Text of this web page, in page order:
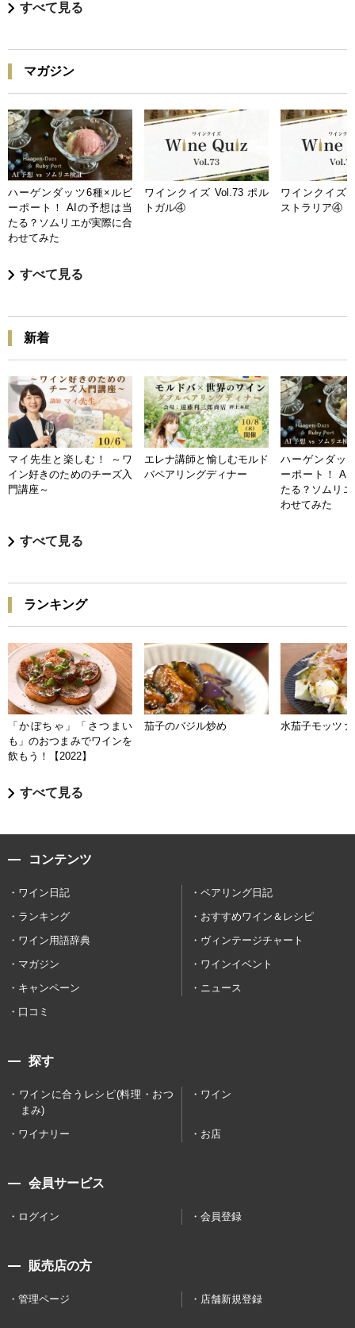
すべて見る
マガジン
ハーゲンダッツ6種×ルビ
ーポート！ AIの予想は当
たる？ソムリエが実際に合
わせてみた
ワインクイズ Vol.73 ポル
トガル④
ワインクイズ
ストラリア④
すべて見る
新着
マイ先生と楽しむ！ ～ワ
イン好きのためのチーズ入
門講座～
エレナ講師と愉しむモルド
バペアリングディナー
ハーゲンダッ
ーポート！ AI
たる？ソムリ
わせてみた
すべて見る
ランキング
「かぼちゃ」「さつまい
も」のおつまみでワインを
飲もう！【2022】
茄子のバジル炒め 水茄子モッツァ
すべて見る
コンテンツ
ワイン日記
ペアリング日記
ランキング
おすすめワイン＆レシピ
ワイン用語辞典
ヴィンテージチャート
マガジン
ワインイベント
キャンペーン
ニュース
口コミ
探す
ワインに合うレシピ(料理・おつ
まみ)
ワイン
ワイナリー お店
会員サービス
ログイン 会員登録
販売店の方
管理ページ 店舗新規登録